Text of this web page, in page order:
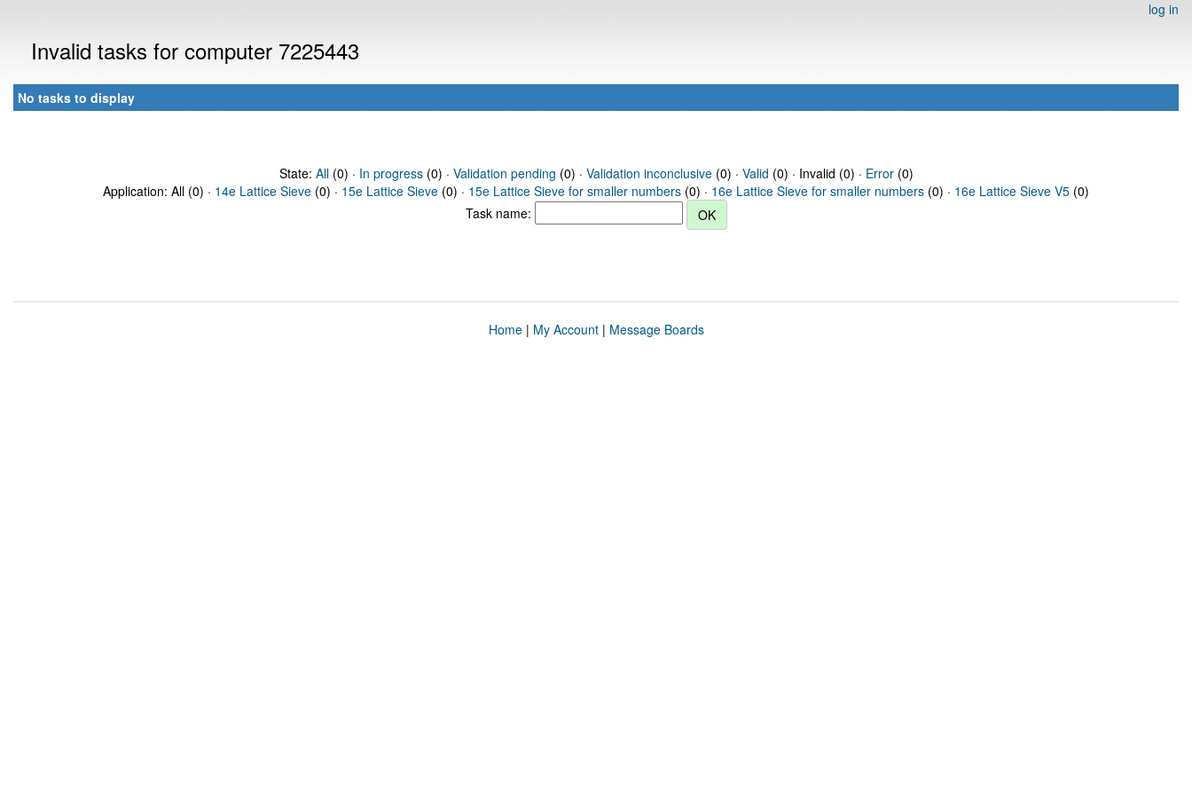
log in
Invalid tasks for computer 7225443
No tasks to display
State: All(0) · In progress(0) · Validation pending (0) · Validation inconclusive(0) · Valid (0) · Invalid (0) · Error(0)
Application: All (0) · 14e Lattice Sieve (0) · 15e Lattice Sieve (0) · 15e Lattice Sieve for smaller numbers (0) · 16e Lattice Sieve for smaller numbers (0) · 16e Lattice Sieve V5 (0)
Task name:
Home| My Account| Message Boards